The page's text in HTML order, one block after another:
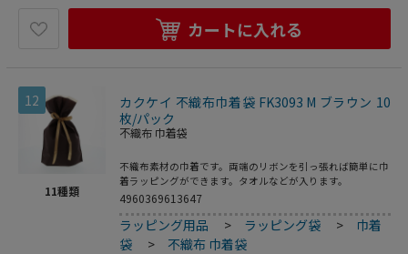
カートに入れる
12
11種類
カクケイ 不織布巾着袋 FK3093 M ブラウン 10
枚/パック
不織布 巾着袋
不織布素材の巾着です。両端のリボンを引っ張れば簡単に巾
着ラッピングができます。タオルなどが入ります。
4960369613647
ラッピング用品 > ラッピング袋 > 巾着
袋
> 不織布 巾着袋